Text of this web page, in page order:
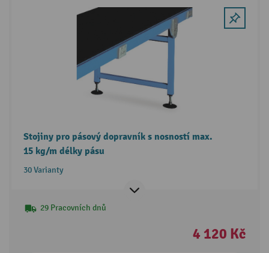
Stojiny pro pásový dopravník s nosností max.
15 kg/m délky pásu
30 Varianty
29 Pracovních dnů
4 120 Kč